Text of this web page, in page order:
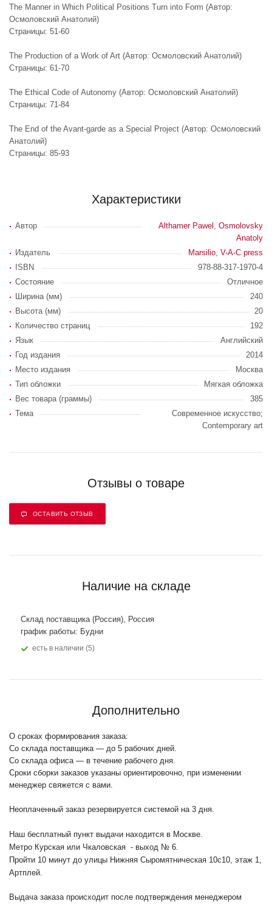
The Manner in Which Political Positions Turn into Form (Автор:
Осмоловский Анатолий)
Страницы: 51-60
The Production of a Work of Art (Автор: Осмоловский Анатолий)
Страницы: 61-70
The Ethical Code of Autonomy (Автор: Осмоловский Анатолий)
Страницы: 71-84
The End of the Avant-garde as a Special Project (Автор: Осмоловский
Анатолий)
Страницы: 85-93
Характеристики
Автор Althamer Pawel , Osmolovsky
Anatoly
Издатель
Marsilio, V-A-C press
ISBN
978-88-317-1970-4
Состояние
Отличное
Ширина (мм)
240
Высота (мм)
20
Количество страниц
192
Язык
Английский
Год издания
2014
Место издания
Москва
Тип обложки
Мягкая обложка
Вес товара (граммы)
385
Тема
Современное искусство;
Contemporary art
Отзывы о товаре
ОСТАВИТЬ ОТЗЫВ
Наличие на складе
Склад поставщика (Россия), Россия
график работы: Будни
Есть в наличии (5)
Дополнительно
О сроках формирования заказа:
Со склада поставщика — до 5 рабочих дней.
Со склада офиса — в течение рабочего дня.
Сроки сборки заказов указаны ориентировочно, при изменении
менеджер свяжется с вами.
Неоплаченный заказ резервируется системой на 3 дня.
Наш бесплатный пункт выдачи находится в Москве.
Метро Курская или Чкаловская - выход № 6.
Пройти 10 минут до улицы Нижняя Сыромятническая 10с10, этаж 1,
Артплей.
Выдача заказа происходит после подтверждения менеджером